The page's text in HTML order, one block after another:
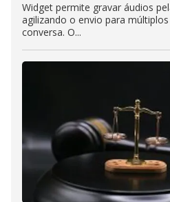
Widget permite gravar áudios
agilizando o envio para
conversa. O...